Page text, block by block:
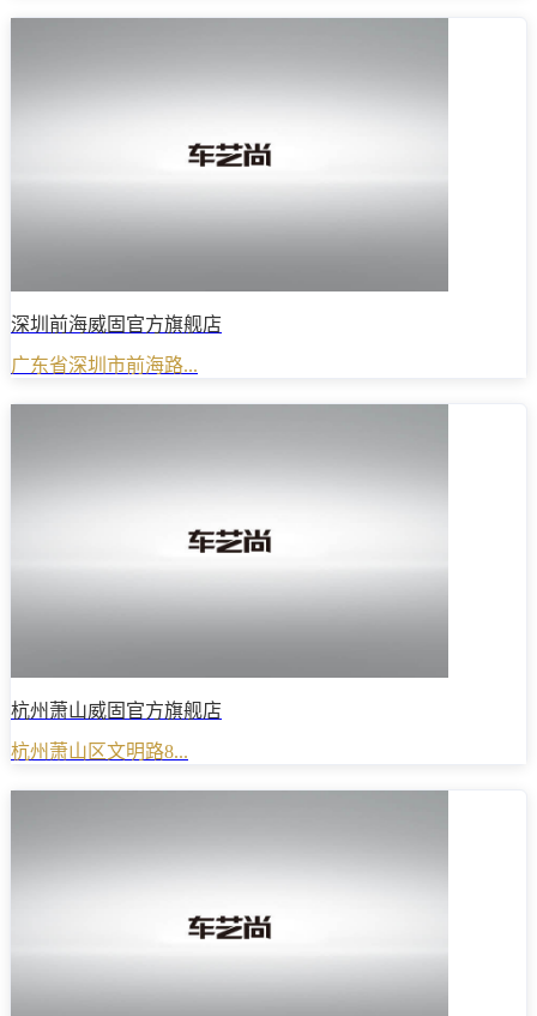
深圳前海威固官方旗舰店
广东省深圳市前海路...
杭州萧山威固官方旗舰店
杭州萧山区文明路8...